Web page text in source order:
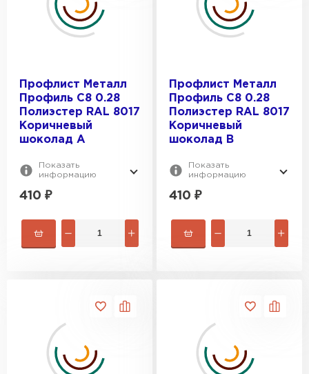
Профлист-Металл
Профлист-Момент
0.4
0.7
C8А
С8A
ЦВЕТ:
RAL 1014
RAL 1015
RAL 1035
ПОКРЫТИЕ:
AGNETA® двусторонний
Имитация натуральных материалов
Профлист Металл
Профиль C8 0.28
Полиэстер RAL 8017
Коричневый
шоколад A
Показать
информацию
410 ₽
Профлист Металл
Профиль C8 0.28
Полиэстер RAL 8017
Коричневый
шоколад B
Показать
информацию
410 ₽